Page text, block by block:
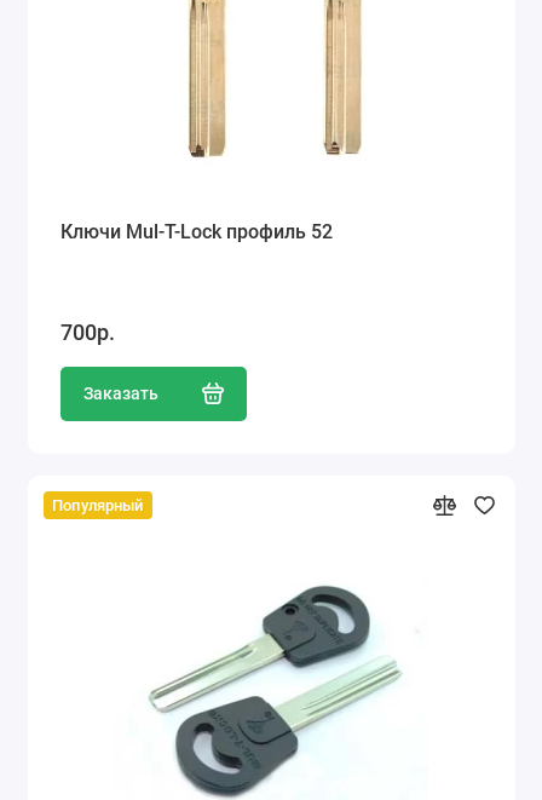
Ключи Mul-T-Lock профиль 52
700р.
Заказать
Популярный